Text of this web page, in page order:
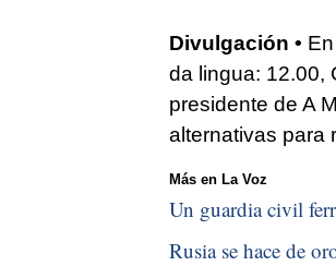
Divulgación • En
da lingua: 12.00,
presidente de A
alternativas para
Más en La Voz
Un guardia civil
Rusia se hace de